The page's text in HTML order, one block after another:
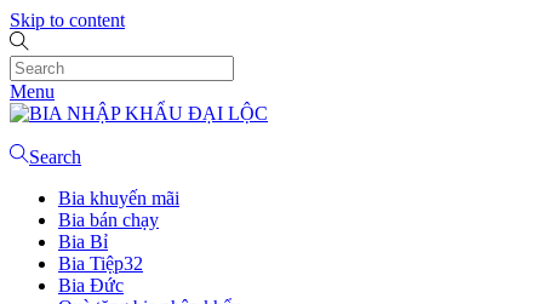
Skip to content
Menu
Search
Bia khuyến mãi
Bia bán chạy
Bia Bỉ
Bia Tiệp32
Bia Đức